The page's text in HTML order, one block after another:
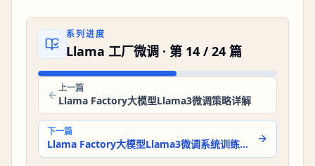
系列进度
Llama 工厂微调 · 第 14 /24 篇
上一篇
Llama Factory大模型Llama3微调策略详解
下一篇
Llama Factory大模型Llama3微调系统训练过程监控